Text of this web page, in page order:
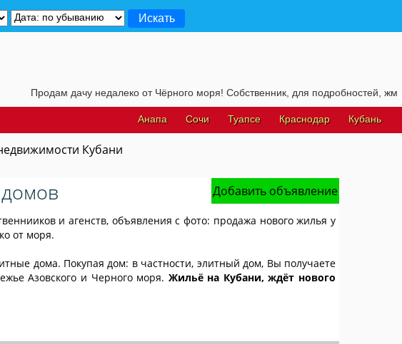
Кубани
Добавить объявление
и агенств, объявления с фото: продажа нового жилья у
от моря.
дома. Покупая дом: в частности, элитный дом, Вы получаете
Азовского и Черного моря. Жильё на Кубани, ждёт нового
Кубань
Краснодар
Туапсе
Сочи
Анапа
дачу недалеко от Чёрного моря! Собственник, для подробностей, жмите на эту